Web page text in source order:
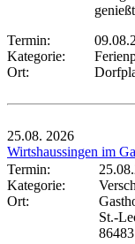
Termin:
Kategorie:
Ort:
25.08. 2026
Wirtshaussingen im
Termin:
Kategorie:
Ort:
St.-